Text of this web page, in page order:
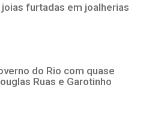
furtadas em joalherias
do Rio com quase
Ruas e Garotinho